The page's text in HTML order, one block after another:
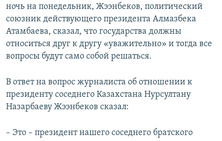
ночь на понедельник, Жээнбеков, политический
союзник действующего президента Алмазбека
Атамбаева, сказал, что государства должны
относиться друг к другу «уважительно» и тогда все
вопросы будут само собой решаться.
В ответ на вопрос журналиста об отношении к
президенту соседнего Казахстана Нурсултану
Назарбаеву Жээнбеков сказал:
– Это – президент нашего соседнего братского